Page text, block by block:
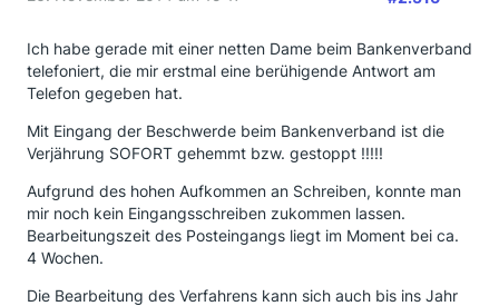
Ich habe gerade mit einer netten Dame beim Bankenverband
telefoniert, die mir erstmal eine berühigende Antwort am
Telefon gegeben hat.
Mit Eingang der Beschwerde beim Bankenverband ist die
Verjährung SOFORT gehemmt bzw. gestoppt !!!!!
Aufgrund des hohen Aufkommen an Schreiben, konnte man
mir noch kein Eingangsschreiben zukommen lassen.
Bearbeitungszeit des Posteingangs liegt im Moment bei ca.
4 Wochen.
Die Bearbeitung des Verfahrens kann sich auch bis ins Jahr